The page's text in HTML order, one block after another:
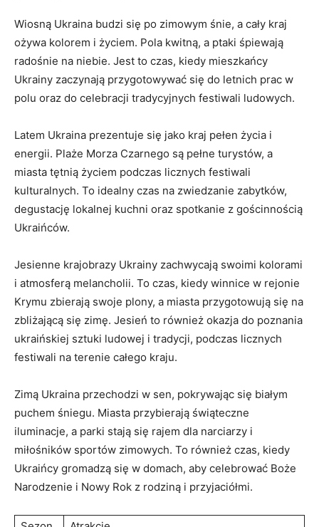
Wiosną Ukraina budzi​ się po zimowym śnie, a cały kraj
ożywa kolorem i życiem. Pola kwitną, a ptaki śpiewają
radośnie na niebie. Jest ‌to czas, kiedy mieszkańcy
Ukrainy zaczynają przygotowywać​ się do letnich prac ​w
polu oraz ⁤do celebracji ⁢tradycyjnych festiwali⁤ ludowych.
Latem Ukraina prezentuje się jako kraj pełen życia i⁤
energii. Plaże⁢ Morza Czarnego są ​pełne turystów, a
miasta tętnią ⁢życiem podczas licznych festiwali
kulturalnych. To idealny czas⁢ na zwiedzanie zabytków,
degustację lokalnej kuchni‍ oraz‌ spotkanie z gościnnością
Ukraińców.
Jesienne krajobrazy Ukrainy ​zachwycają swoimi kolorami
‍i atmosferą melancholii. To czas,​ kiedy winnice w rejonie
Krymu zbierają swoje plony,‌ a miasta przygotowują się ‌na
zbliżającą się zimę. Jesień to również okazja do poznania
ukraińskiej sztuki ludowej ‌i tradycji, podczas licznych
festiwali na ⁤terenie całego kraju.
Zimą Ukraina przechodzi w sen, pokrywając się białym
puchem śniegu.⁣ Miasta​ przybierają świąteczne
iluminacje,⁣ a⁣ parki stają⁤ się⁢ rajem ⁣dla narciarzy i
miłośników sportów ⁤zimowych. To również‍ czas, kiedy
Ukraińcy⁤ gromadzą się w domach, aby celebrować Boże‍
Narodzenie i Nowy Rok z ⁣rodziną i ⁣przyjaciółmi.